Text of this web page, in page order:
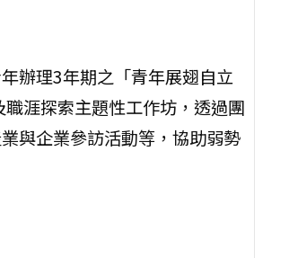
辦理3年期之「青年展翅自立
涯探索主題性工作坊，透過團
與企業參訪活動等，協助弱勢